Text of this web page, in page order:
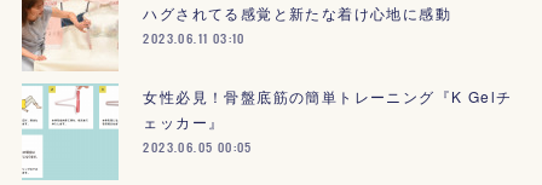
ハグされてる感覚と新たな着け心地に感動
2023.06.11 03:10
女性必見！骨盤底筋の簡単トレーニング『K Gelチ
ェッカー』
2023.06.05 00:05